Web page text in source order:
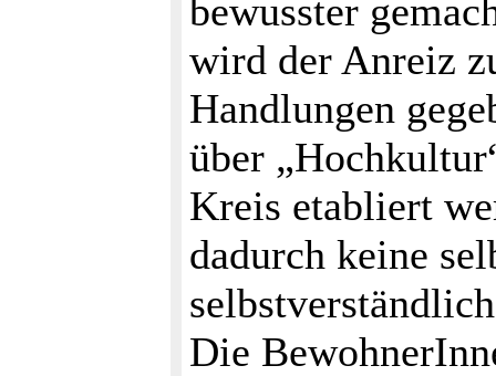
bewusster
wird der Anreiz
Handlungen
über
Kreis etabliert
dadurch keine
Die